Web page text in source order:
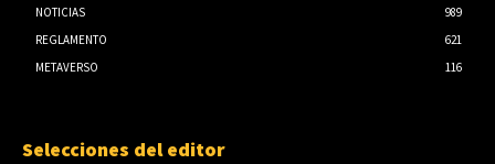
NOTICIAS
989
REGLAMENTO
621
METAVERSO
116
Selecciones del editor